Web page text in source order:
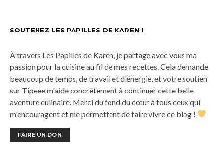
SOUTENEZ LES PAPILLES DE KAREN !
À travers Les Papilles de Karen, je partage avec vous ma
passion pour la cuisine au fil de mes recettes. Cela demande
beaucoup de temps, de travail et d'énergie, et votre soutien
sur Tipeee m'aide concrètement à continuer cette belle
aventure culinaire. Merci du fond du cœur à tous ceux qui
m'encouragent et me permettent de faire vivre ce blog !
FAIRE UN DON